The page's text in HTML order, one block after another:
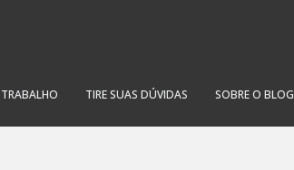
TIRE SUAS DÚVIDAS SOBRE O BLOG